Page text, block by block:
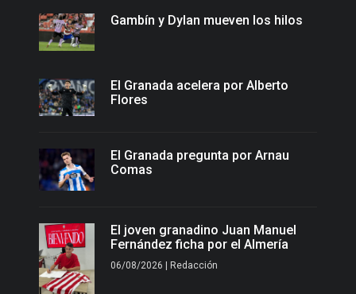
Gambín y Dylan mueven los hilos
El Granada acelera por Alberto
Flores
El Granada pregunta por Arnau
Comas
El joven granadino Juan Manuel
Fernández ficha por el Almería
06/08/2026 | Redacción